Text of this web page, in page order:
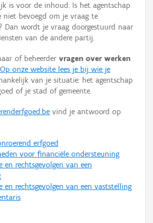
is voor de inhoud. Is het agentschap
niet bevoegd om je vraag te
Dan wordt je vraag doorgestuurd naar
van de andere partij.
of beheerder vragen over werken
Op onze website lees je bij wie je
van je situatie: het agentschap
of je stad of gemeente.
vind je antwoord op
erfgoed
voor financiële ondersteuning
en rechtsgevolgen van een
en rechtsgevolgen van een vaststelling